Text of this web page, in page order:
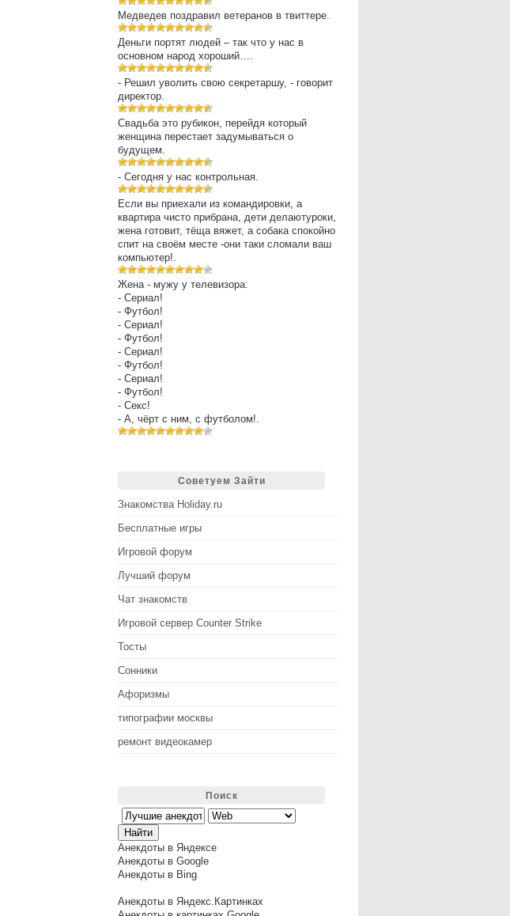
Медведев поздравил ветеранов в твиттере.
Деньги портят людей – так что у нас в
основном народ хороший….
- Решил уволить свою секретаршу, - говорит
директор.
Свадьба это рубикон, перейдя который
женщина перестает задумываться о
будущем.
- Сегодня у нас контрольная.
Если вы приехали из командировки, а
квартира чисто прибрана, дети делаютуроки,
жена готовит, тёща вяжет, а собака спокойно
спит на своём месте -они таки сломали ваш
компьютер!.
Жена - мужу у телевизора:
- Сериал!
- Футбол!
- Сериал!
- Футбол!
- Сериал!
- Футбол!
- Сериал!
- Футбол!
- Секс!
- А, чёрт с ним, с футболом!.
Советуем Зайти
Знакомства Holiday.ru
Бесплатные игры
Игровой форум
Лучший форум
Чат знакомств
Игровой сервер Counter Strike
Тосты
Сонники
Афоризмы
типографии москвы
ремонт видеокамер
Поиск
Анекдоты в Яндексе
Анекдоты в Google
Анекдоты в Bing
Анекдоты в Яндекс.Картинках